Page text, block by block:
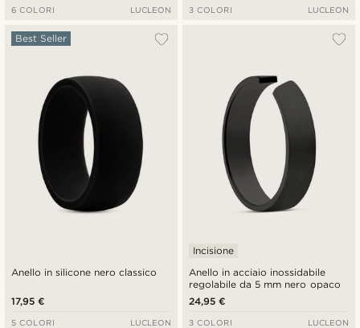
6 COLORI LUCLEON 3 COLORI LUCLEON
Anello in silicone nero classico
Best Seller
17,95 €
5 COLORI LUCLEON
Anello in acciaio inossidabile
regolabile da 5 mm nero opaco
Incisione
24,95 €
3 COLORI LUCLEON